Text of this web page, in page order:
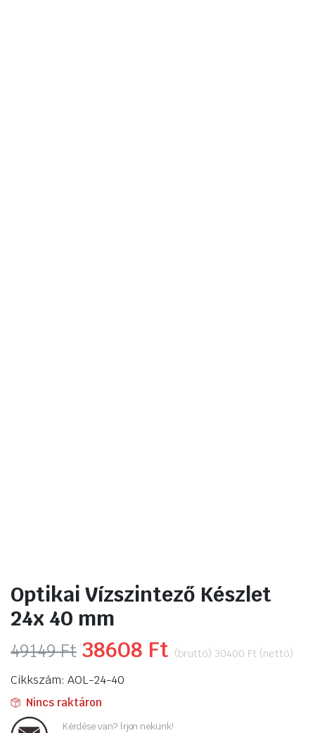
Optikai Vízszintező Készlet
24x 40 mm
49149Ft Original
price
was:
38608 Ft Current
(bruttó) 30400 Ft (nettó)
Cikkszám: AOL-24-40
Nincs raktáron
Kérdése van? Írjon nekünk!